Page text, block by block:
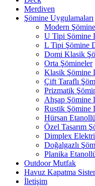
Merdiven
Şömine Uygulamaları
Modern
U Tipi Şömine
L Tipi Şömine
Domi Klasik
Orta Şömineler
Klasik Şömine
Çift Taraflı
Prizmatik
Ahşap Şömine
Rustik Şömine
Hürsan
Özel Tasarım
Dimplex
Doğalgazlı
Planika
Outdoor Mutfak
Havuz Kapatma
İletişim